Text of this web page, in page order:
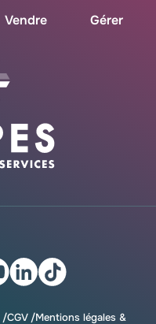
Vendre Gérer
/CGV Mentions légales &